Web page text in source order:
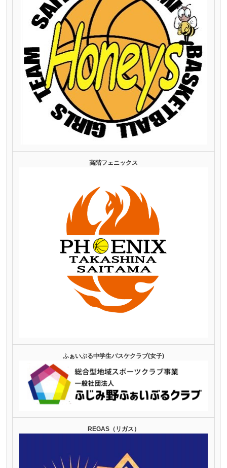
高階フェニックス
ふぁいぶる中学生バスケクラブ(女子)
REGAS（リガス）